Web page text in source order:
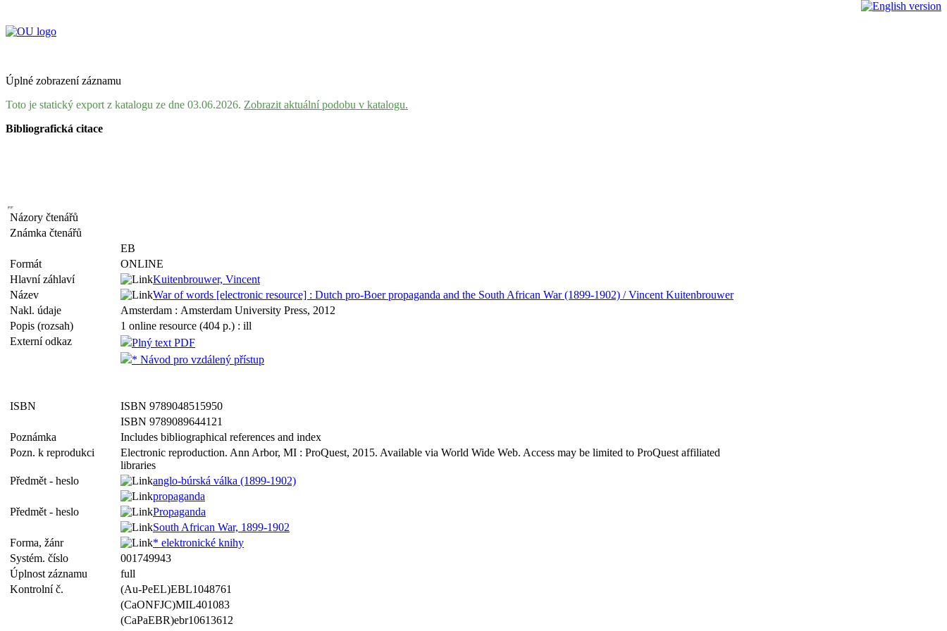
Úplné zobrazení záznamu
Toto je statický export z katalogu ze dne 03.06.2026. Zobrazit aktuální podobu v katalogu.
Bibliografická citace
Názory čtenářů
Známka čtenářů
EB
Formát
ONLINE
Hlavní záhlaví
Kuitenbrouwer, Vincent
Název
War of words [electronic resource] : Dutch pro-Boer propaganda and the South African War (1899-1902) / Vincent Kuitenbrouwer
Nakl. údaje
Amsterdam : Amsterdam University Press, 2012
Popis (rozsah)
1 online resource (404 p.) : ill
Externí odkaz
Plný text PDF
* Návod pro vzdálený přístup
ISBN
ISBN 9789048515950
ISBN 9789089644121
Poznámka
Includes bibliographical references and index
Pozn. k reprodukci
Electronic reproduction. Ann Arbor, MI : ProQuest, 2015. Available via World Wide Web. Access may be limited to ProQuest affiliated
libraries
Předmět - heslo
anglo-búrská válka (1899-1902)
propaganda
Předmět - heslo
Propaganda
South African War, 1899-1902
Forma, žánr
* elektronické knihy
Systém. číslo
001749943
Úplnost záznamu
full
Kontrolní č.
(Au-PeEL)EBL1048761
(CaONFJC)MIL401083
(CaPaEBR)ebr10613612